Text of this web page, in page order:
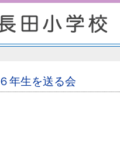
６年生を送る会